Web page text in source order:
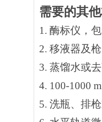
需要的其
1. 酶标仪，
2. 移液器及
3. 蒸馏水或
4. 100-1000
5. 洗瓶、排